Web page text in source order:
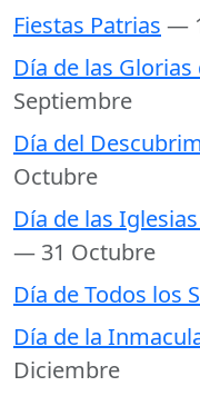
Fiestas Patrias —
Día de las
Septiembre
Día del
Octubre
Día de las
— 31 Octubre
Día de Todos los
Día de la
Diciembre